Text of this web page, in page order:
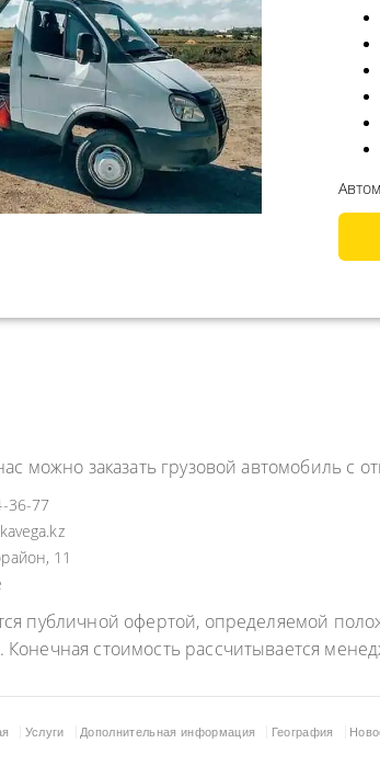
можно заказать грузовой автомобиль с
36-77
11
публичной офертой, определяемой
стоимость рассчитывается
Услуги Дополнительная информация География